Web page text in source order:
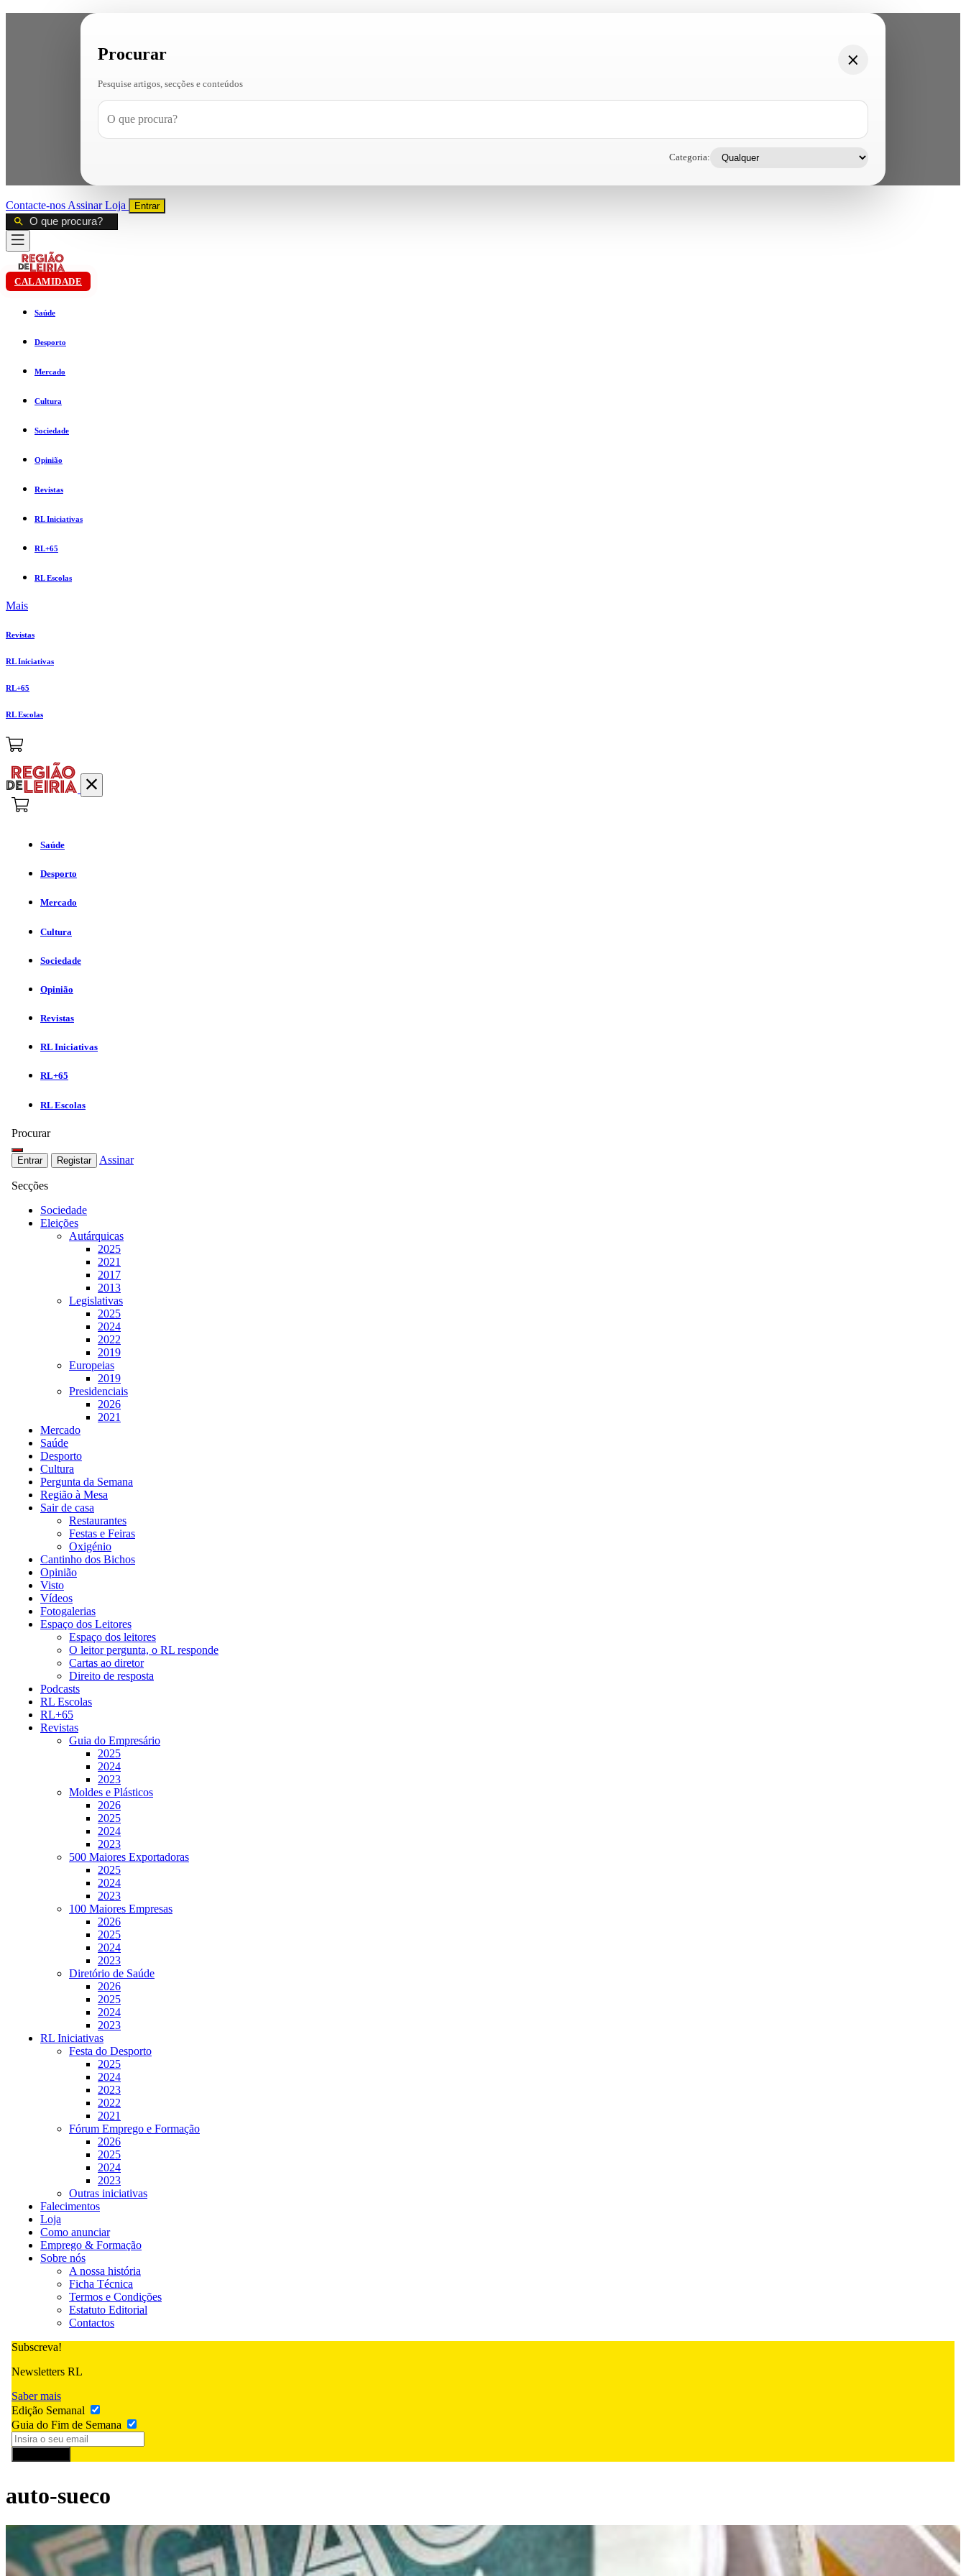
Procurar
Pesquise artigos, secções e conteúdos
Categoria:
Contacte-nos AssinarLoja Entrar
CALAMIDADE
Saúde
Desporto
Mercado
Cultura
Sociedade
Opinião
Revistas
RL Iniciativas
RL+65
RL Escolas
Mais
Revistas
RL Iniciativas
RL+65
RL Escolas
Saúde
Desporto
Mercado
Cultura
Sociedade
Opinião
Revistas
RL Iniciativas
RL+65
RL Escolas
Procurar
Entrar Registar Assinar
Secções
Sociedade
Eleições
Autárquicas
2025
2021
2017
2013
Legislativas
2025
2024
2022
2019
Europeias
2019
Presidenciais
2026
2021
Mercado
Saúde
Desporto
Cultura
Pergunta da Semana
Região à Mesa
Sair de casa
Restaurantes
Festas e Feiras
Oxigénio
Cantinho dos Bichos
Opinião
Visto
Vídeos
Fotogalerias
Espaço dos Leitores
Espaço dos leitores
O leitor pergunta, o RL responde
Cartas ao diretor
Direito de resposta
Podcasts
RL Escolas
RL+65
Revistas
Guia do Empresário
2025
2024
2023
Moldes e Plásticos
2026
2025
2024
2023
500 Maiores Exportadoras
2025
2024
2023
100 Maiores Empresas
2026
2025
2024
2023
Diretório de Saúde
2026
2025
2024
2023
RL Iniciativas
Festa do Desporto
2025
2024
2023
2022
2021
Fórum Emprego e Formação
2026
2025
2024
2023
Outras iniciativas
Falecimentos
Loja
Como anunciar
Emprego & Formação
Sobre nós
A nossa história
Ficha Técnica
Termos e Condições
Estatuto Editorial
Contactos
Subscreva!
Newsletters RL
Saber mais
Edição Semanal
Guia do Fim de Semana
auto-sueco